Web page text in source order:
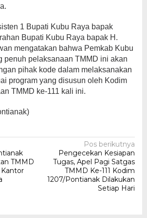
1 Bupati Kubu Raya bapak
Bupati Kubu Raya bapak H.
mengatakan bahwa Pemkab Kubu
penuh pelaksanaan TMMD ini akan
pihak kode dalam melaksanakan
program yang disusun oleh Kodim
TMMD ke-111 kali ini.
TMMD
Kantor
Pos berikutnya
Pengecekan Kesiapan
Tugas, Apel Pagi Satgas
TMMD Ke-111 Kodim
1207/Pontianak Dilakukan
Setiap Hari